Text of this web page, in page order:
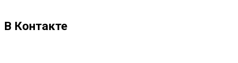
В Контакте